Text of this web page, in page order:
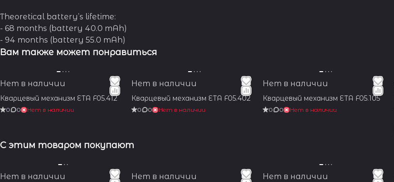
Theoretical battery’s lifetime:
- 68 months (battery 40.0 mAh)
- 94 months (battery 55.0 mAh)
Вам также может понравиться
Нет в наличии
Кварцевый механизм ETA F05.412
0 0 Нет в наличии
Нет в наличии
Кварцевый механизм ETA F05.402
0 0 Нет в наличии
Нет в наличии
Кварцевый механизм ETA F05.105
0 0 Нет в наличии
С этим товаром покупают
Нет в наличии Нет в наличии Нет в наличии